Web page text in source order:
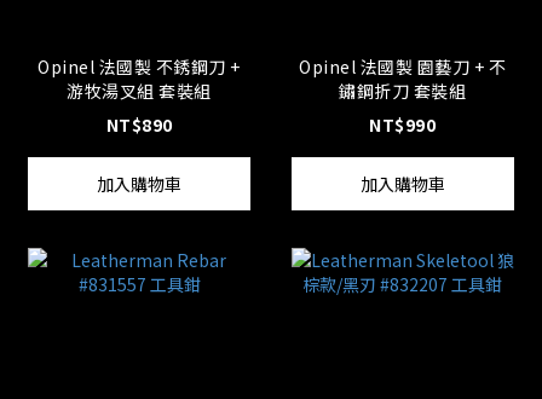
Opinel 法國製 不銹鋼刀 +
游牧湯叉組 套裝組
NT$890
加入購物車
Opinel 法國製 園藝刀 + 不
鏽鋼折刀 套裝組
NT$990
加入購物車